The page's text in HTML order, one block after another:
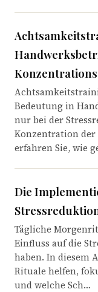
Bedeutung in
nur bei der
Konzentration
erfahren Sie, wie
Die
Tägliche
Einfluss auf die
haben. In diesem
Rituale helfen,
und welche Sch…